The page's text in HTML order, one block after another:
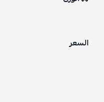
السعر